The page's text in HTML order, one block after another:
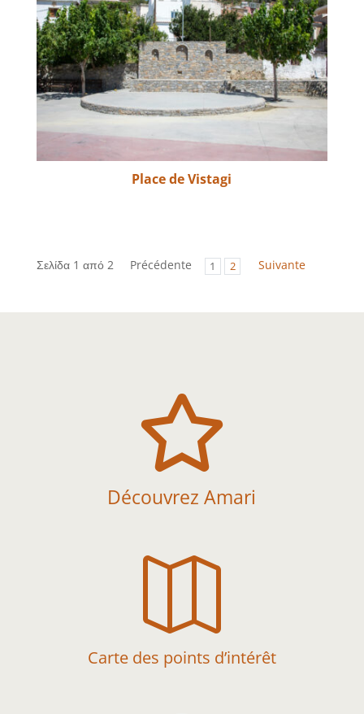
Place de Vistagi
Σελίδα 1 από 2 Précédente 1 2 Suivante

Découvrez Amari

Carte des points d’intérêt